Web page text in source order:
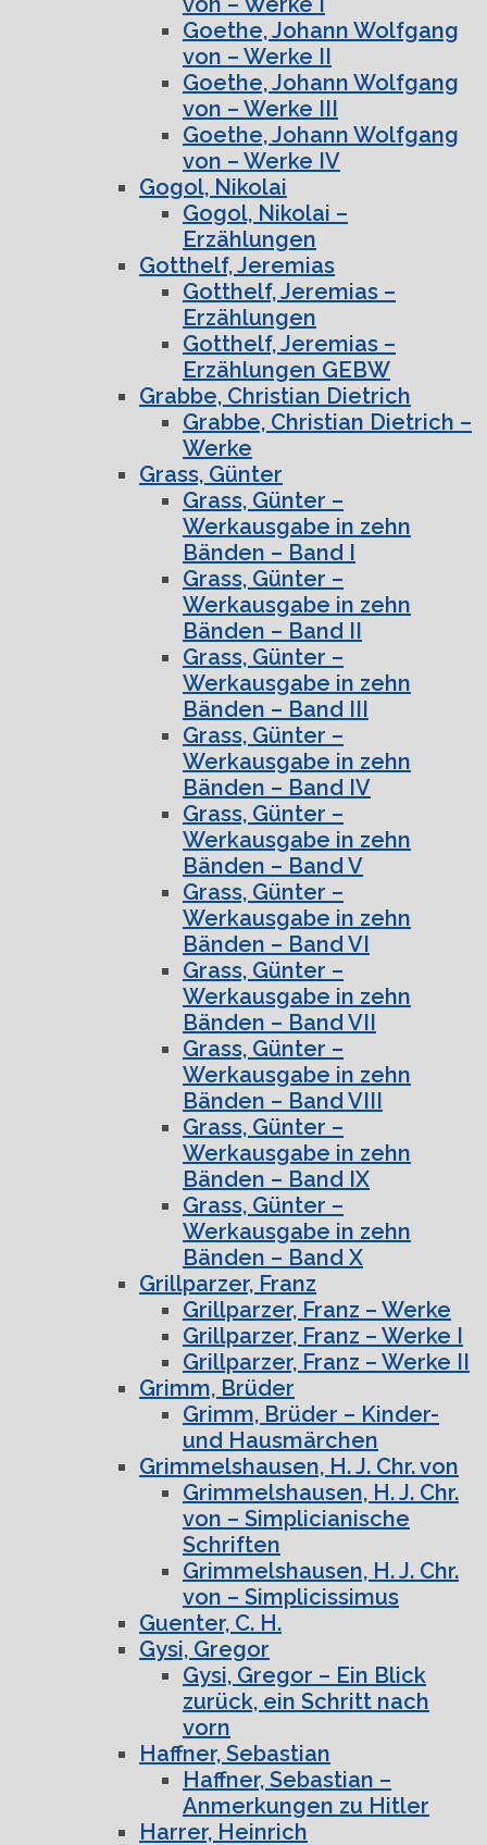
Goethe, Johann Wolfgang
von – Werke II
Goethe, Johann Wolfgang
von – Werke III
Goethe, Johann Wolfgang
von – Werke IV
Gogol, Nikolai
Gogol, Nikolai –
Erzählungen
Gotthelf, Jeremias
Gotthelf, Jeremias –
Erzählungen
Gotthelf, Jeremias –
Erzählungen GEBW
Grabbe, Christian Dietrich
Grabbe, Christian Dietrich –
Werke
Grass, Günter
Grass, Günter –
Werkausgabe in zehn
Bänden – Band I
Grass, Günter –
Werkausgabe in zehn
Bänden – Band II
Grass, Günter –
Werkausgabe in zehn
Bänden – Band III
Grass, Günter –
Werkausgabe in zehn
Bänden – Band IV
Grass, Günter –
Werkausgabe in zehn
Bänden – Band V
Grass, Günter –
Werkausgabe in zehn
Bänden – Band VI
Grass, Günter –
Werkausgabe in zehn
Bänden – Band VII
Grass, Günter –
Werkausgabe in zehn
Bänden – Band VIII
Grass, Günter –
Werkausgabe in zehn
Bänden – Band IX
Grass, Günter –
Werkausgabe in zehn
Bänden – Band X
Grillparzer, Franz
Grillparzer, Franz – Werke
Grillparzer, Franz – Werke I
Grillparzer, Franz – Werke II
Grimm, Brüder
Grimm, Brüder – Kinder-
und Hausmärchen
Grimmelshausen, H. J. Chr. von
Grimmelshausen, H. J. Chr.
von – Simplicianische
Schriften
Grimmelshausen, H. J. Chr.
von – Simplicissimus
Guenter, C. H.
Gysi, Gregor
Gysi, Gregor – Ein Blick
zurück, ein Schritt nach
vorn
Haffner, Sebastian
Haffner, Sebastian –
Anmerkungen zu Hitler
Harrer, Heinrich